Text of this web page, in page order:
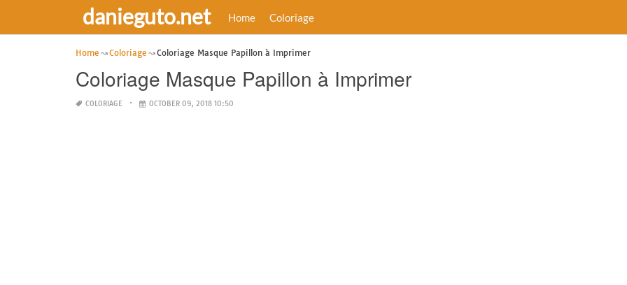
danieguto.net Home Coloriage
Home Coloriage Coloriage Masque Papillon à Imprimer
Coloriage Masque Papillon à Imprimer
COLORIAGE OCTOBER 09, 2018 10:50